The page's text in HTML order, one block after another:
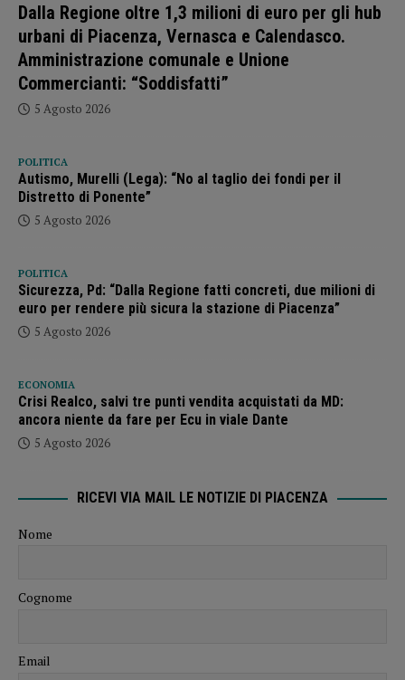
Dalla Regione oltre 1,3 milioni di euro per gli hub
urbani di Piacenza, Vernasca e Calendasco.
Amministrazione comunale e Unione
Commercianti: “Soddisfatti”
5 Agosto 2026
POLITICA
Autismo, Murelli (Lega): “No al taglio dei fondi per il
Distretto di Ponente”
5 Agosto 2026
POLITICA
Sicurezza, Pd: “Dalla Regione fatti concreti, due milioni di
euro per rendere più sicura la stazione di Piacenza”
5 Agosto 2026
ECONOMIA
Crisi Realco, salvi tre punti vendita acquistati da MD:
ancora niente da fare per Ecu in viale Dante
5 Agosto 2026
RICEVI VIA MAIL LE NOTIZIE DI PIACENZA
Nome
Cognome
Email